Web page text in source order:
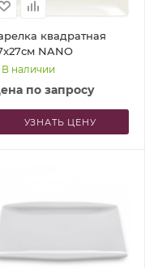
квадратная
NANO
В наличии
по запросу
УЗНАТЬ ЦЕНУ